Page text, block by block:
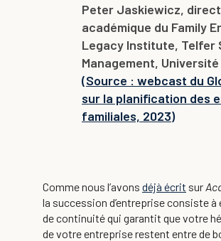
Peter Jaskiewicz,
académique du Family
Legacy Institute, Telfer
Management, Université
(Source : webcast du
sur la planification des
familiales, 2023)
Comme nous l’avons déjà écrit sur
la succession d’entreprise consiste à
de continuité qui garantit que votre
de votre entreprise restent entre de